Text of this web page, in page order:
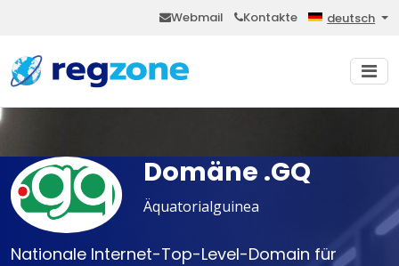
Webmail Kontakte deutsch
Domäne .GQ
Äquatorialguinea
Nationale Internet-Top-Level-Domain für